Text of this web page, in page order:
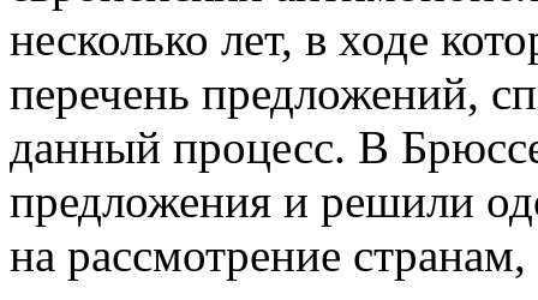
несколько лет, в ходе
перечень предложений,
данный процесс. В
предложения и решили
на рассмотрение